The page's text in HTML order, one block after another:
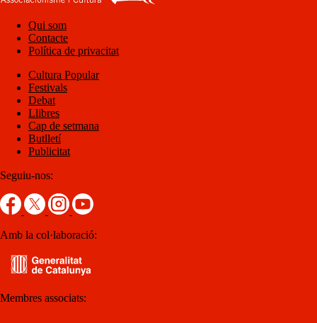
Qui som
Contacte
Política de privacitat
Cultura Popular
Festivals
Debat
Llibres
Cap de setmana
Butlletí
Publicitat
Seguiu-nos:
Amb la col·laboració:
Membres associats: